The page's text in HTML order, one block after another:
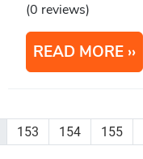
(0 reviews)
READ MORE
153 154 155